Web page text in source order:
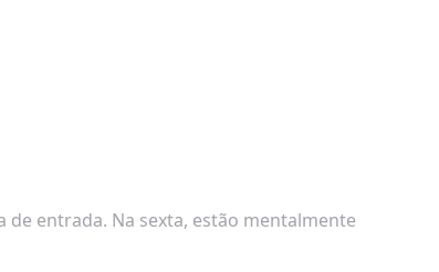
entrada. Na sexta, estão mentalmente